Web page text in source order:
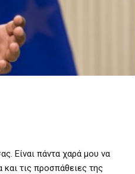
Είναι πάντα χαρά μου να
τις προσπάθειες της